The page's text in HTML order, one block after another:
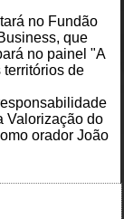
no Fundão
que
no painel "A
de
Valorização do
orador João